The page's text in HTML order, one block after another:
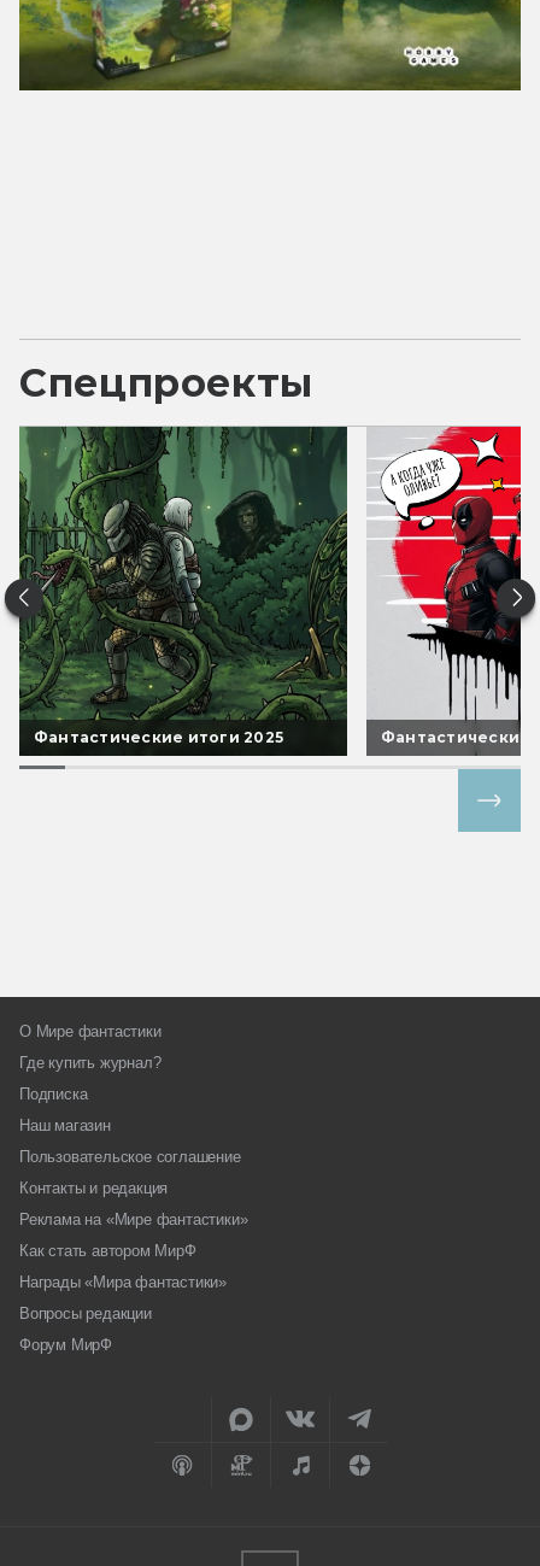
Спецпроекты
Фантастические итоги 2025 Фантастические
О Мире фантастики
Где купить журнал?
Подписка
Наш магазин
Пользовательское соглашение
Контакты и редакция
Реклама на «Мире фантастики»
Как стать автором МирФ
Награды «Мира фантастики»
Вопросы редакции
Форум МирФ